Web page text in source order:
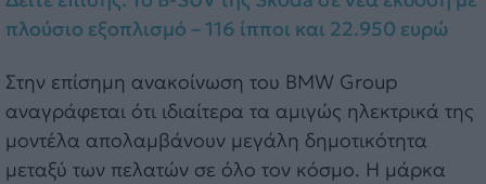
πλούσιο εξοπλισμό – 116 ίπποι και 22.950 ευρώ
Στην επίσημη ανακοίνωση του BMW Group
αναγράφεται ότι ιδιαίτερα τα αμιγώς ηλεκτρικά της
μοντέλα απολαμβάνουν μεγάλη δημοτικότητα
μεταξύ των πελατών σε όλο τον κόσμο. Η μάρκα